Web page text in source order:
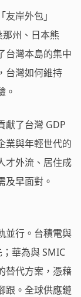
友岸外包」
州、日本熊
台灣本島的集中
台灣如何維持
。
獻了台灣 GDP
業與年輕世代的
才外流、居住成
及早面對。
並行。台積電與
華為與 SMIC
替代方案，憑藉
跟。全球供應鏈